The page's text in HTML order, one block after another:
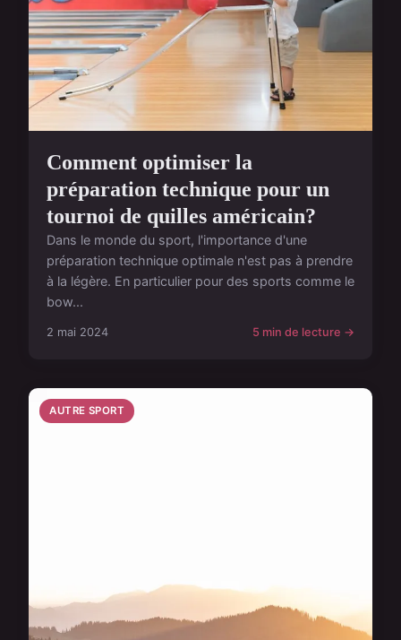
Comment optimiser la
préparation technique pour un
tournoi de quilles américain?
Dans le monde du sport, l'importance d'une
préparation technique optimale n'est pas à prendre
à la légère. En particulier pour des sports comme le
bow...
2 mai 2024 5 min de lecture →
AUTRE SPORT